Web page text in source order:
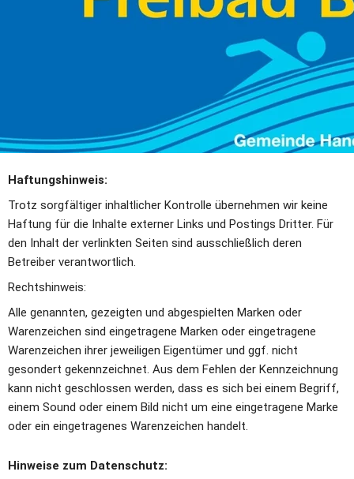
Haftungshinweis:
Trotz sorgfältiger inhaltlicher Kontrolle übernehmen wir keine
Haftung für die Inhalte externer Links und Postings Dritter. Für
den Inhalt der verlinkten Seiten sind ausschließlich deren
Betreiber verantwortlich.
Rechtshinweis:
Alle genannten, gezeigten und abgespielten Marken oder
Warenzeichen sind eingetragene Marken oder eingetragene
Warenzeichen ihrer jeweiligen Eigentümer und ggf. nicht
gesondert gekennzeichnet. Aus dem Fehlen der Kennzeichnung
kann nicht geschlossen werden, dass es sich bei einem Begriff,
einem Sound oder einem Bild nicht um eine eingetragene Marke
oder ein eingetragenes Warenzeichen handelt.
Hinweise zum Datenschutz: